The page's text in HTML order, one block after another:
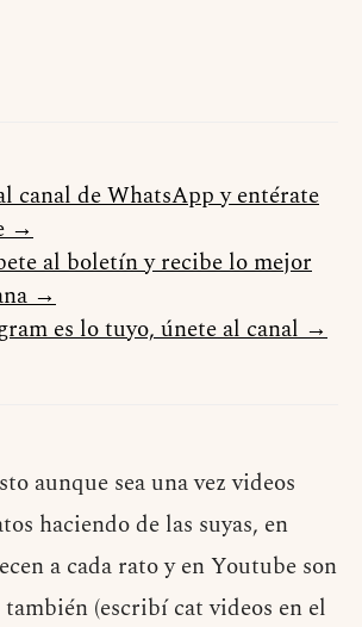
canal de WhatsApp y entérate
→
al boletín y recibe lo mejor
→
es lo tuyo, únete al canal →
aunque sea una vez videos
haciendo de las suyas, en
a cada rato y en Youtube son
(escribí cat videos en el